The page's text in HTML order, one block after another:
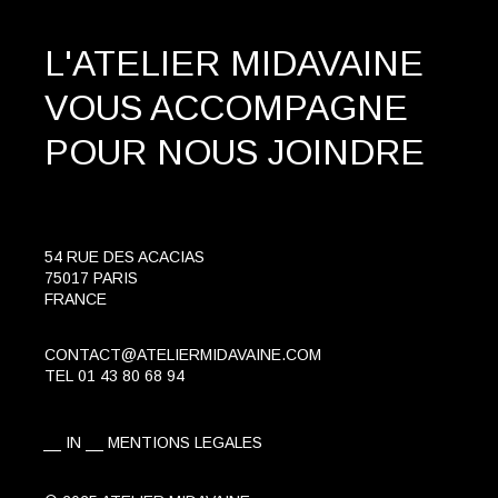
L'ATELIER MIDAVAINE
VOUS ACCOMPAGNE
POUR NOUS JOINDRE
54 RUE DES ACACIAS
75017 PARIS
FRANCE
CONTACT@ATELIERMIDAVAINE.COM
TEL 01 43 80 68 94
IN MENTIONS LEGALES